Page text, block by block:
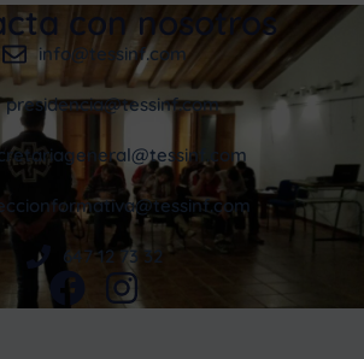
con nosotros
info@tessinf.com
presidencia@tessinf.com
647 12 73 32